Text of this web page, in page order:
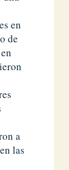
en
de
a
las